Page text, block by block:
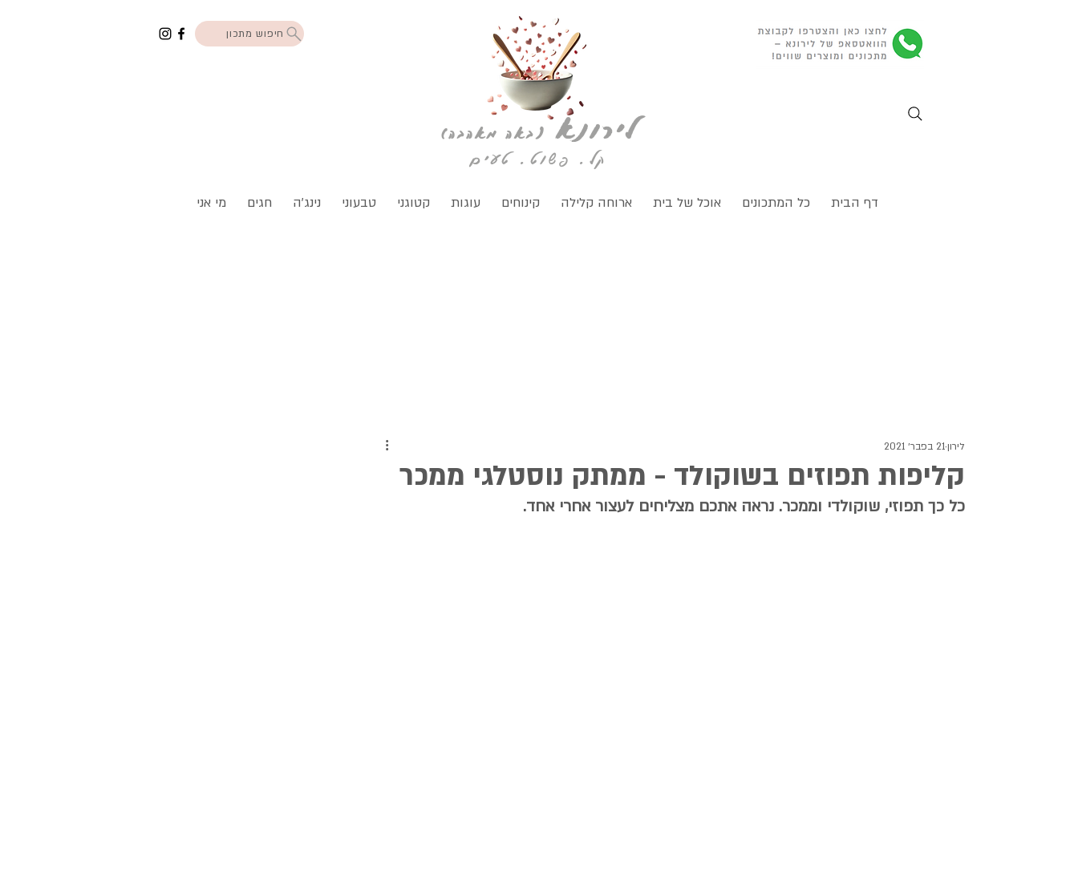
לירונא(באה מאהבה)
קל. פשוט. טעים
חיפוש מתכון
דף הבית כל המתכונים אוכל של בית ארוחה קלילה קינוחים עוגות קטוגני טבעוני נינג'ה חגים מי אני
קליפות תפוזים בשוקולד - ממתק נוסטלגי ממכר
לירון21 בפבר׳ 2021
כל כך תפוזי, שוקולדי וממכר. נראה אתכם מצליחים לעצור אחרי אחד.